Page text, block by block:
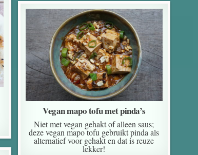
Vegan mapo tofu met pinda’s
Niet met vegan gehakt of alleen saus;
deze vegan mapo tofu gebruikt pinda als
alternatief voor gehakt en dat is reuze
lekker!